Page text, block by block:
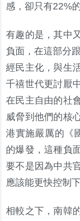
感，卻只有22%
有趣的是，其中
負面，在這部分
經民主化，與生
千禧世代更討厭
在民主自由的社
威脅到他們的核
港實施嚴厲的《
的爆發，這種負
要不是因為中共
應該能更快控制下
相較之下，南韓